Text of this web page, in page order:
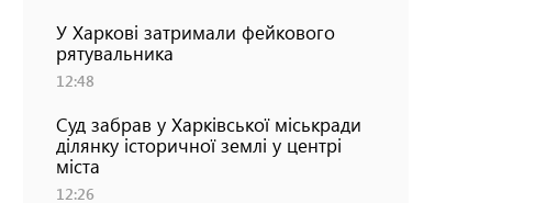
У Харкові затримали фейкового
рятувальника
12:48
Суд забрав у Харківської міськради
ділянку історичної землі у центрі
міста
12:26